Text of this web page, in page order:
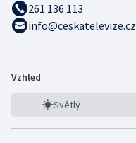
261 136 113
info@ceskatelevize.cz
Vzhled
Světlý